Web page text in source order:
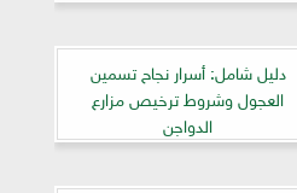
دليل شامل: أسرار نجاح تسمين
العجول وشروط ترخيص مزارع
الدواجن